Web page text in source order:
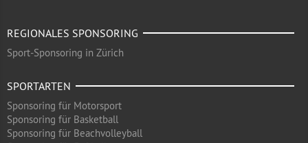
REGIONALES SPONSORING
Sport-Sponsoring in Zürich
SPORTARTEN
Sponsoring für Motorsport
Sponsoring für Basketball
Sponsoring für Beachvolleyball